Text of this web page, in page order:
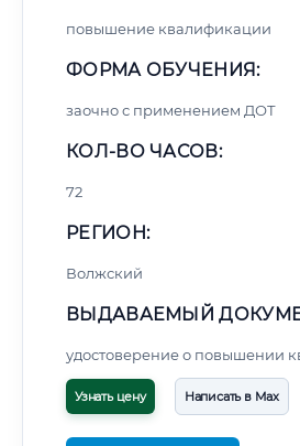
повышение квалификации
ФОРМА ОБУЧЕНИЯ:
заочно с применением ДОТ
КОЛ-ВО ЧАСОВ:
72
РЕГИОН:
Волжский
ВЫДАВАЕМЫЙ
удостоверение о повышении
Узнать цену Написать в Max